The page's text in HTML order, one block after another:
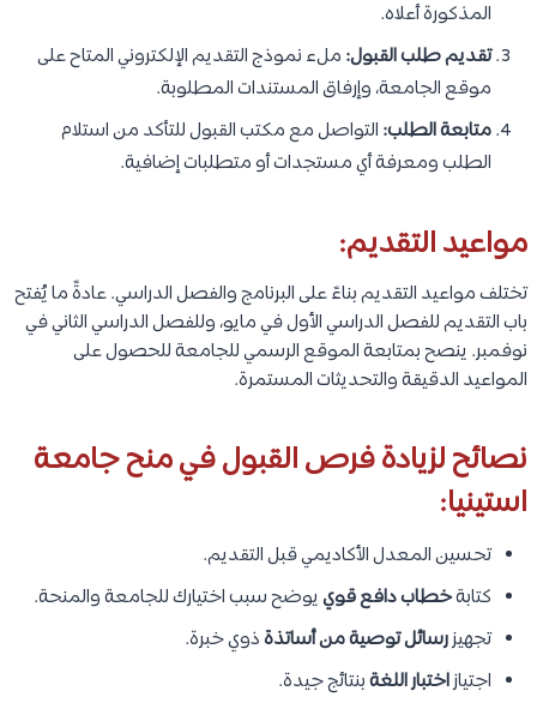
المذكورة أعلاه.
تقديم طلب القبول: ملء نموذج التقديم الإلكتروني المتاح على
موقع الجامعة، وإرفاق المستندات المطلوبة.
متابعة الطلب: التواصل مع مكتب القبول للتأكد من استلام
الطلب ومعرفة أي مستجدات أو متطلبات إضافية.
مواعيد التقديم:
تختلف مواعيد التقديم بناءً على البرنامج والفصل الدراسي. عادةً ما يُفتح
باب التقديم للفصل الدراسي الأول في مايو، وللفصل الدراسي الثاني في
نوفمبر. ينصح بمتابعة الموقع الرسمي للجامعة للحصول على
المواعيد الدقيقة والتحديثات المستمرة.
نصائح لزيادة فرص القبول في منح جامعة
استينيا:
تحسين المعدل الأكاديمي قبل التقديم.
كتابةخطاب دافع قوييوضح سبب اختيارك للجامعة والمنحة.
تجهيزرسائل توصية من أساتذةذوي خبرة.
اجتيازاختبار اللغةبنتائج جيدة.